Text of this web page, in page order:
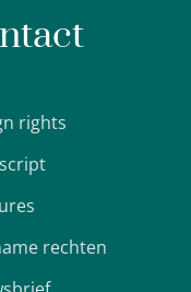
rights
rechten